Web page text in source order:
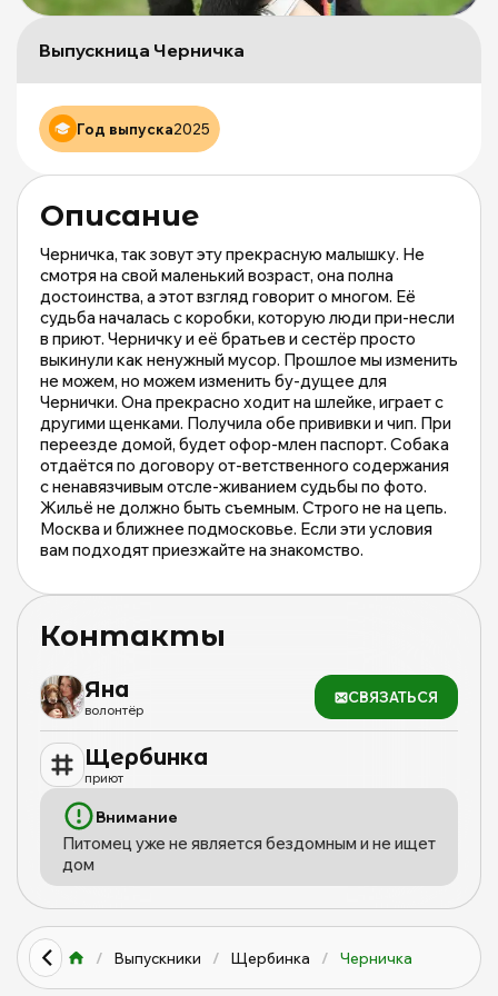
Описание
Черничка, так зовут эту прекрасную малышку. Не
смотря на свой маленький возраст, она полна
достоинства, а этот взгляд говорит о многом. Её
судьба началась с коробки, которую люди при-несли
в приют. Черничку и её братьев и сестёр просто
выкинули как ненужный мусор. Прошлое мы изменить
не можем, но можем изменить бу-дущее для
Чернички. Она прекрасно ходит на шлейке, играет с
другими щенками. Получила обе прививки и чип. При
переезде домой, будет офор-млен паспорт. Собака
отдаётся по договору от-ветственного содержания
с ненавязчивым отсле-живанием судьбы по фото.
Жильё не должно быть съемным. Строго не на цепь.
Москва и ближнее подмосковье. Если эти условия
вам подходят приезжайте на знакомство.
Контакты
Яна
волонтёр
СВЯЗАТЬСЯ
Щербинка
приют
Внимание
Питомец уже не является бездомным и не ищет
дом
Выпускница Черничка
Год выпуска2025
/ Выпускники / Щербинка / Черничка